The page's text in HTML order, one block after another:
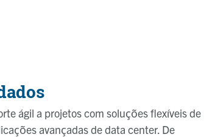
ágil a projetos com soluções flexíveis de
avançadas de data center. De